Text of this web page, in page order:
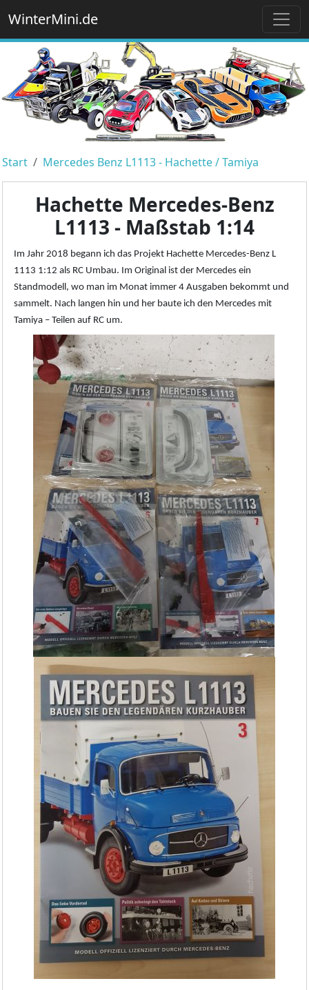
WinterMini.de
Start Mercedes Benz L1113 - Hachette / Tamiya
Hachette Mercedes-Benz
L1113 - Maßstab 1:14
Im Jahr 2018 begann ich das Projekt Hachette Mercedes-Benz L
1113 1:12 als RC Umbau. Im Original ist der Mercedes ein
Standmodell, wo man im Monat immer 4 Ausgaben bekommt und
sammelt. Nach langen hin und her baute ich den Mercedes mit
Tamiya – Teilen auf RC um.